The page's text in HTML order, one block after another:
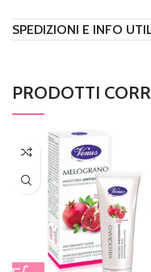
SPEDIZIONI E INFO
PRODOTTI